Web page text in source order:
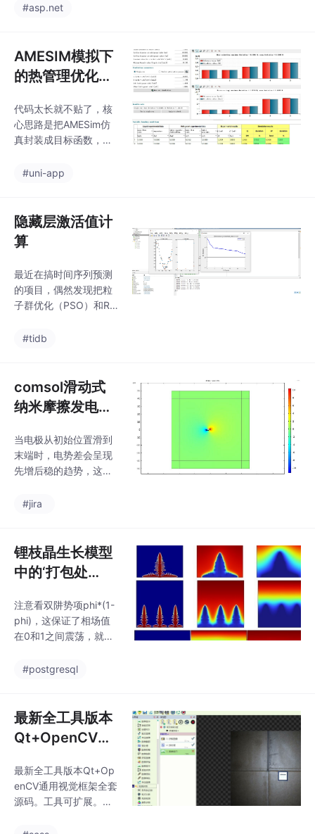
义、目标函数适配和参
配”机制替代惩罚函数，
以提
构和下垂控制系数的调
明，该方法具有良好的
稳定性和快速响应能
力。未来的研究方向可
系数的调节策略，例如
引入自适应控制算法或
机器学习技术，以实现
制。此外，还可以研究
提升系统的可靠性和稳
定性。
#asp.net
AMESIM模拟下
的热管理优化及
技术
代码太长就不贴了，核
心思路是把AMESim仿
真封装成目标函数，剩
去。AMESim这玩意儿
这块，能把人逼疯也能
让人上瘾。前几天帮客
户做汽车电池热管理，
得跟闹着玩似的——进
出口压差设成固定值，
结果仿真出来的温度场
UA值（总传热系数×面
话，仿真结果和实际工
况能差出银河
#uni-app
隐藏层激活值计
算
最近在搞时间序列预测
的项目，偶然发现把粒
子群优化（PSO）和RB
贼溜。先剧透个实验结
神经网络低了38.6%！
最后放个效果对比图
（假装有图），蓝色是
+RBF预测结果，灰色是
传统BP网络的结果。明
显看到在波峰波谷处，
合真实数据。传统RBF
们用P
#tidb
comsol滑动式
纳米摩擦发电机
的滑动，可以得
到不同情况下摩
电场分布
当电极从初始位置滑到
末端时，电势差会呈现
先增后稳的趋势，这时
涡状分布，别慌——那
意思是说，当x坐标超过
0.5毫米时，网格在y方
向产生0.2毫米的位移，
变补偿。建模时记得把
移动域的设置打开，毕
竟电极是要滑动的。边
omsol滑动式纳米摩擦
情况下摩擦发电机的电
势电
#jira
锂枝晶生长模型
中的‘打包处
质场相场的研究
注意看双阱势项phi*(1-
phi)，这保证了相场值
在0和1之间震荡，就像
围栏。有趣的是，把电
女朋友的离子烫原理完
全不同。就像川菜馆
的"微辣"，有人放辣椒
是让锂离子在模拟器
里"嗨"起来。先整点硬
核的，相场模型的核心
#postgresql
最新全工具版本
Qt+OpenCV通
源码。 工具可扩
展。 除了openc
最新全工具版本Qt+Op
enCV通用视觉框架全套
源码。工具可扩展。除